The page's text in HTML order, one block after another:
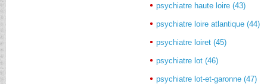
psychiatre haute loire (43)
psychiatre loire atlantique (44)
psychiatre loiret (45)
psychiatre lot (46)
psychiatre lot-et-garonne (47)